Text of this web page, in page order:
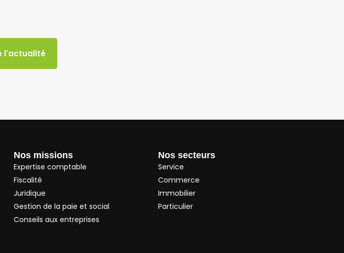
l'actualité
Nos missions
Expertise comptable
Fiscalité
Juridique
Gestion de la paie et social
Conseils aux entreprises
Nos secteurs
Service
Commerce
Immobilier
Particulier